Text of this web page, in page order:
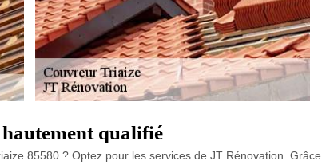
qualifié
85580 ? Optez pour les services de JT Rénovation. Grâce